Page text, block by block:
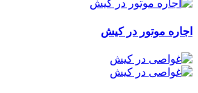
اجاره موتور در کیش